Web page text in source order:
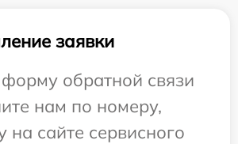
заявки
обратной связи
нам по номеру,
на сайте сервисного